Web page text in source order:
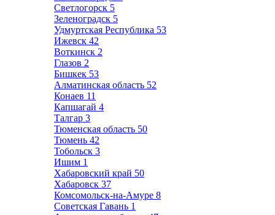
Светлогорск 5
Зеленоградск 5
Удмуртская Республика 53
Ижевск 42
Воткинск 2
Глазов 2
Бишкек 53
Алматинская область 52
Конаев 11
Капшагай 4
Талгар 3
Тюменская область 50
Тюмень 42
Тобольск 3
Ишим 1
Хабаровский край 50
Хабаровск 37
Комсомольск-на-Амуре 8
Советская Гавань 1